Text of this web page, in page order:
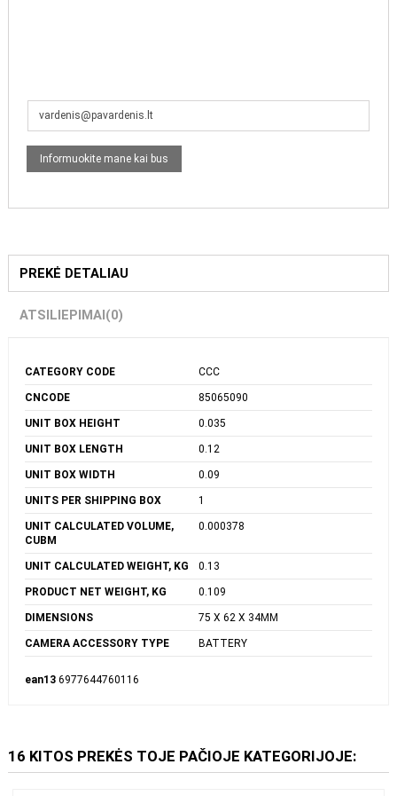
PREKĖ DETALIAU
CATEGORY CODE CCC
CNCODE 85065090
UNIT BOX HEIGHT 0.035
UNIT BOX LENGTH 0.12
UNIT BOX WIDTH 0.09
UNITS PER SHIPPING BOX 1
UNIT CALCULATED VOLUME,
CUBM
UNIT CALCULATED WEIGHT, KG 0.13
PRODUCT NET WEIGHT, KG 0.109
DIMENSIONS 75 X 62 X 34MM
CAMERA ACCESSORY TYPE BATTERY
16 KITOS PREKĖS TOJE PAČIOJE KATEGORIJOJE: